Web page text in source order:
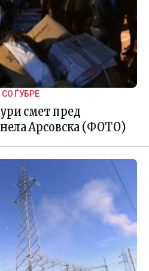
ЃУБРЕ
смет пред
Арсовска (ФОТО)